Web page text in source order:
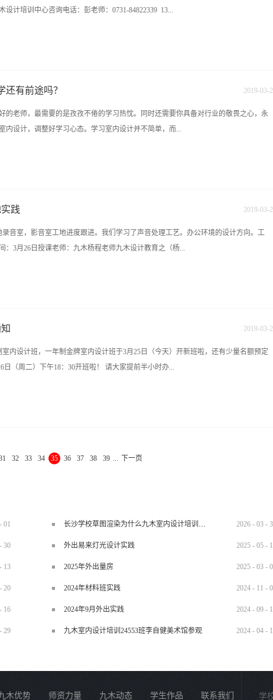
设计培训中心咨询电话：彭老师：0731-84822339 13...
还有前途吗？
的老师，最需要的是孜孜不倦的学习热忱。同时还需要你具备对行业的敬畏之心，永
内设计，调整好学习心态。学习室内设计并不简单，而...
成、色彩构成等。现在的业主，很多都会考验设计师的色彩搭配能力，因为装修再豪
分析好的作品，我们的审美观也会被美丽的事物同化，时间久了，自然会养成一双发
必备软件室内设计常用软件包括CAD、3DMAX、PS，草图大师等(从事室内行业必备
育培训中心第四步，熟悉施工工艺。包括了木工、泥水、给排水、电工、油漆等等的
2019-03-
践
录音室，影音室工地进度跟进。我们学习了声音处理工艺。办公环境的设计方向。工
：3月26日授课老师：九木杨程老师九木设计教育之（杨...
11楼（樟树屋站下车）
2019-03-
内设计班，一年制金牌室内设计班于3月25日（今天）开新班啦，还有少量名额预定
（周二）下午18：30开班啦！ 请大家提前半小时办...
2019-03-
32 33 34 35 36 37 38 39 ... 下一页
- 01 长沙学校草图渲染为什么九木室内设计培训机构好？ 2026 - 03 -
- 30 外出易来灯光设计实践 2025 - 05 -
- 13 2025年外出量房 2025 - 03 -
- 20 2024年材料班实践 2024 - 11 -
- 16 2024年9月外出实践 2024 - 09 -
- 29 九木室内设计培训24553班李自健美术馆参观 2024 - 04 -
木优势 师资力量 九木动态 学生作品 联系我们 学